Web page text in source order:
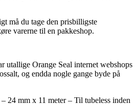
må du tage den prisbilligste
varerne til en pakkeshop.
utallige Orange Seal internet webshops
og endda nogle gange byde på
24 mm x 11 meter – Til tubeless inden